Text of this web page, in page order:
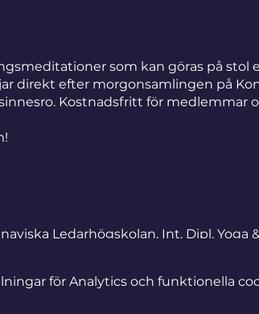
som kan göras på stol
direkt efter morgonsamlingen på
Kostnadsfritt för medlemmar
Ledarhögskolan, Int. Dipl. Yoga
internationellt sedan 2009. Mer info
för Analytics och funktionella